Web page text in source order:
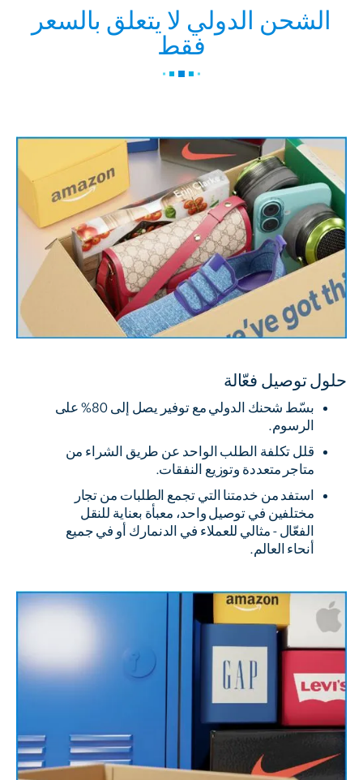
الشحن الدولي لا يتعلق بالسعر
فقط
حلول توصيل فعّالة
بسّط شحنك الدولي مع توفير يصل إلى 80% على
الرسوم.
قلل تكلفة الطلب الواحد عن طريق الشراء من
متاجر متعددة وتوزيع النفقات.
استفد من خدمتنا التي تجمع الطلبات من تجار
مختلفين في توصيل واحد، معبأة بعناية للنقل
الفعّال - مثالي للعملاء في الدنمارك أو في جميع
أنحاء العالم.